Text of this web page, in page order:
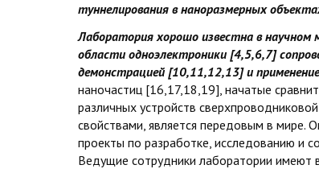
туннелирования в наноразмерных
Лаборатория хорошо известна в
области одноэлектроники [4,5,6,7]
демонстрацией [10,11,12,13] и
наночастиц [16,17,18,19], начатые
различных устройств
свойствами, является передовым в мире.
проекты по разработке, исследованию и
Ведущие сотрудники лаборатории